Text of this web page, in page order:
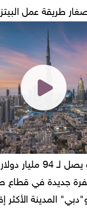
طريقة عمل
جديدة في قطاع
المدينة الأكثر